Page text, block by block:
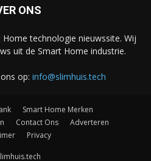
ONS
technologie nieuwssite. Wij
uit de Smart Home industrie.
op: info@slimhuis.tech
Smart Home Merken
Contact Ons
Adverteren
Privacy